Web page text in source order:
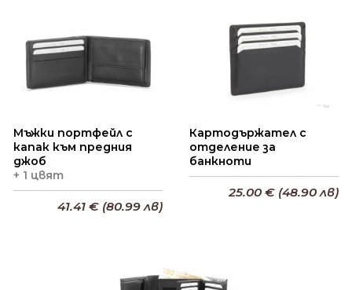
Мъжки портфейл с
капак към предния
джоб
+ 1 цвят
41.41 € (80.99 лв)
Картодържател с
отделение за
банкноти
25.00 € (48.90 лв)